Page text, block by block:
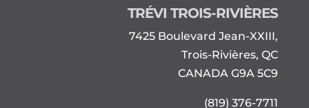
TRÉVI TROIS-RIVIÈRES
7425 Boulevard Jean-XXIII,
Trois-Rivières, QC
CANADA G9A 5C9
(819) 376-7711